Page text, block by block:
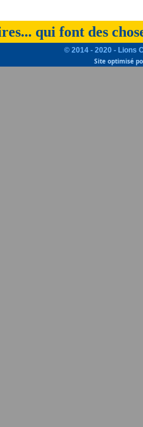
qui font des
© 2014 - 2020 - Lions
Site optimisé